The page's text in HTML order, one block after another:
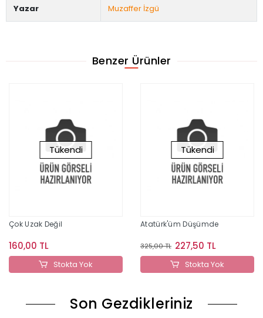
Yazar Muzaffer İzgü
Benzer Ürünler
Tükendi
Çok Uzak Değil
160,00 TL
Stokta Yok
Tükendi
Atatürk'üm Düşümde
325,00 TL 227,50 TL
Stokta Yok
Son Gezdikleriniz